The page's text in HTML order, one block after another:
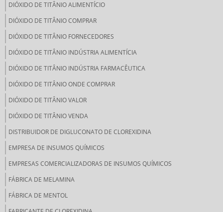
DIÓXIDO DE TITÂNIO ALIMENTÍCIO
DIÓXIDO DE TITÂNIO COMPRAR
DIÓXIDO DE TITÂNIO FORNECEDORES
DIÓXIDO DE TITÂNIO INDÚSTRIA ALIMENTÍCIA
DIÓXIDO DE TITÂNIO INDÚSTRIA FARMACÊUTICA
DIÓXIDO DE TITÂNIO ONDE COMPRAR
DIÓXIDO DE TITÂNIO VALOR
DIÓXIDO DE TITÂNIO VENDA
DISTRIBUIDOR DE DIGLUCONATO DE CLOREXIDINA
EMPRESA DE INSUMOS QUÍMICOS
EMPRESAS COMERCIALIZADORAS DE INSUMOS QUÍMICOS
FÁBRICA DE MELAMINA
FÁBRICA DE MENTOL